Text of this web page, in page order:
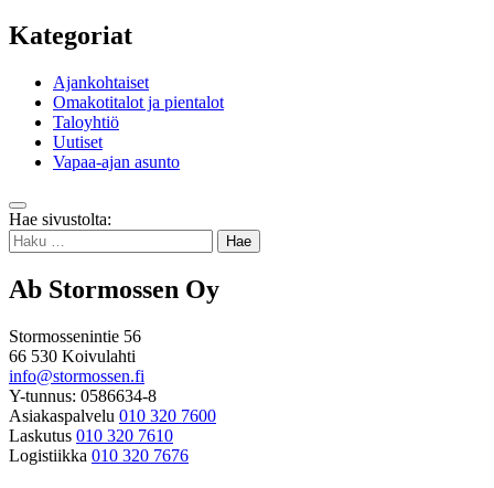
Kategoriat
Ajankohtaiset
Omakotitalot ja pientalot
Taloyhtiö
Uutiset
Vapaa-ajan asunto
Takaisin
ylös
Hae sivustolta:
Haku:
Ab Stormossen Oy
Stormossenintie 56
66 530 Koivulahti
info@stormossen.fi
Y-tunnus: 0586634-8
Asiakaspalvelu 010 320 7600
Laskutus 010 320 7610
Logistiikka 010 320 7676